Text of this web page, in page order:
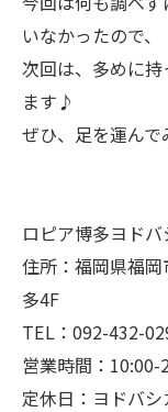
いなかったので、
次回は、多めに
ます♪
ぜひ、足を運ん
ロピア博多ヨドバ
住所：福岡県福
多4F
TEL：092-432-
営業時間：10:00-
定休日：ヨドバ